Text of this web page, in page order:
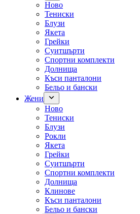
Ново
Тениски
Блузи
Якета
Грейки
Суитшърти
Спортни комплекти
Долнища
Къси панталони
Бельо и бански
Жени
Ново
Тениски
Блузи
Рокли
Якета
Грейки
Суитшърти
Спортни комплекти
Долнища
Клинове
Къси панталони
Бельо и бански